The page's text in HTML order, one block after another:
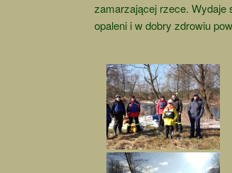
zamarzającej rzece. Wydaje
opaleni i w dobry zdrowiu